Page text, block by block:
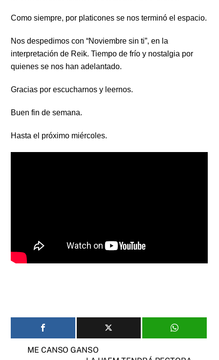
Como siempre, por platicones se nos terminó el espacio.
Nos despedimos con “Noviembre sin ti”, en la
interpretación de Reik. Tiempo de frío y nostalgia por
quienes se nos han adelantado.
Gracias por escucharnos y leernos.
Buen fin de semana.
Hasta el próximo miércoles.
ME CANSO GANSO